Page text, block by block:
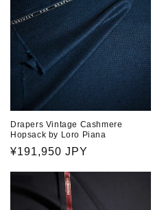
Drapers Vintage Cashmere
Hopsack by Loro Piana
通
¥191,950 JPY